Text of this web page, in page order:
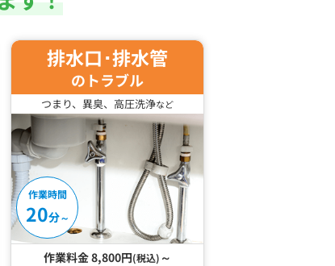
排水口･排水管
のトラブル
つまり、異臭、高圧洗浄など
作業時間
20分～
作業料金 8,800円(税込) ～